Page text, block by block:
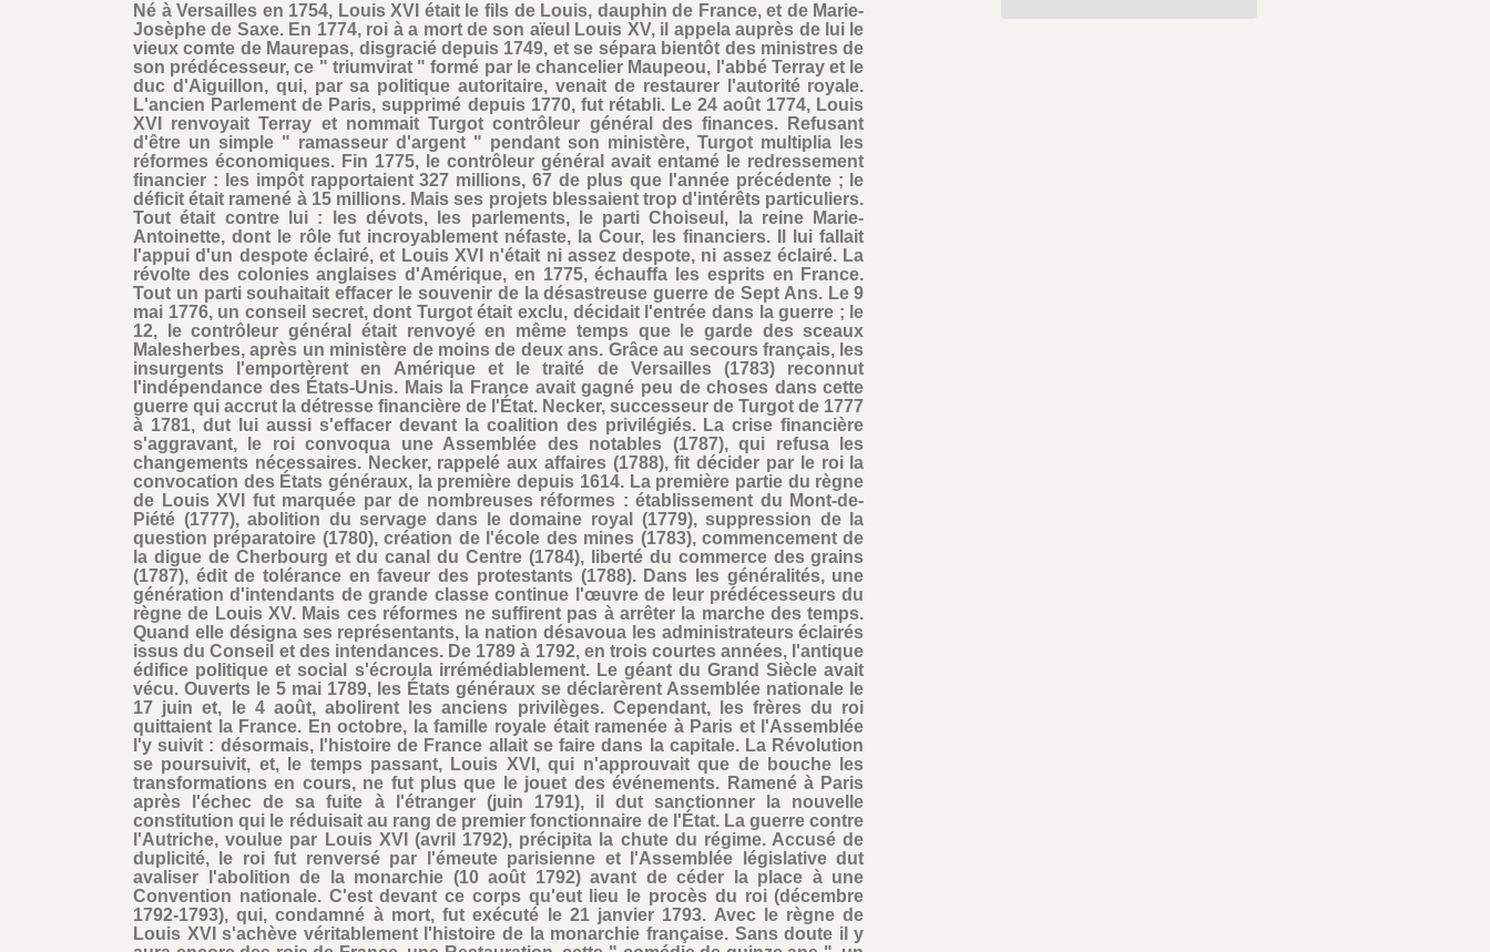
Né à Versailles en 1754, Louis XVI était le fils de Louis, dauphin de France, et de Marie-
Josèphe de Saxe. En 1774, roi à a mort de son aïeul Louis XV, il appela auprès de lui le
vieux comte de Maurepas, disgracié depuis 1749, et se sépara bientôt des ministres de
son prédécesseur, ce " triumvirat " formé par le chancelier Maupeou, l'abbé Terray et le
duc d'Aiguillon, qui, par sa politique autoritaire, venait de restaurer l'autorité royale.
L'ancien Parlement de Paris, supprimé depuis 1770, fut rétabli. Le 24 août 1774, Louis
XVI renvoyait Terray et nommait Turgot contrôleur général des finances. Refusant
d'être un simple " ramasseur d'argent " pendant son ministère, Turgot multiplia les
réformes économiques. Fin 1775, le contrôleur général avait entamé le redressement
financier : les impôt rapportaient 327 millions, 67 de plus que l'année précédente ; le
déficit était ramené à 15 millions. Mais ses projets blessaient trop d'intérêts particuliers.
Tout était contre lui : les dévots, les parlements, le parti Choiseul, la reine Marie-
Antoinette, dont le rôle fut incroyablement néfaste, la Cour, les financiers. Il lui fallait
l'appui d'un despote éclairé, et Louis XVI n'était ni assez despote, ni assez éclairé. La
révolte des colonies anglaises d'Amérique, en 1775, échauffa les esprits en France.
Tout un parti souhaitait effacer le souvenir de la désastreuse guerre de Sept Ans. Le 9
mai 1776, un conseil secret, dont Turgot était exclu, décidait l'entrée dans la guerre ; le
12, le contrôleur général était renvoyé en même temps que le garde des sceaux
Malesherbes, après un ministère de moins de deux ans. Grâce au secours français, les
insurgents l'emportèrent en Amérique et le traité de Versailles (1783) reconnut
l'indépendance des États-Unis. Mais la France avait gagné peu de choses dans cette
guerre qui accrut la détresse financière de l'État. Necker, successeur de Turgot de 1777
à 1781, dut lui aussi s'effacer devant la coalition des privilégiés. La crise financière
s'aggravant, le roi convoqua une Assemblée des notables (1787), qui refusa les
changements nécessaires. Necker, rappelé aux affaires (1788), fit décider par le roi la
convocation des États généraux, la première depuis 1614. La première partie du règne
de Louis XVI fut marquée par de nombreuses réformes : établissement du Mont-de-
Piété (1777), abolition du servage dans le domaine royal (1779), suppression de la
question préparatoire (1780), création de l'école des mines (1783), commencement de
la digue de Cherbourg et du canal du Centre (1784), liberté du commerce des grains
(1787), édit de tolérance en faveur des protestants (1788). Dans les généralités, une
génération d'intendants de grande classe continue l'œuvre de leur prédécesseurs du
règne de Louis XV. Mais ces réformes ne suffirent pas à arrêter la marche des temps.
Quand elle désigna ses représentants, la nation désavoua les administrateurs éclairés
issus du Conseil et des intendances. De 1789 à 1792, en trois courtes années, l'antique
édifice politique et social s'écroula irrémédiablement. Le géant du Grand Siècle avait
vécu. Ouverts le 5 mai 1789, les États généraux se déclarèrent Assemblée nationale le
17 juin et, le 4 août, abolirent les anciens privilèges. Cependant, les frères du roi
quittaient la France. En octobre, la famille royale était ramenée à Paris et l'Assemblée
l'y suivit : désormais, l'histoire de France allait se faire dans la capitale. La Révolution
se poursuivit, et, le temps passant, Louis XVI, qui n'approuvait que de bouche les
transformations en cours, ne fut plus que le jouet des événements. Ramené à Paris
après l'échec de sa fuite à l'étranger (juin 1791), il dut sanctionner la nouvelle
constitution qui le réduisait au rang de premier fonctionnaire de l'État. La guerre contre
l'Autriche, voulue par Louis XVI (avril 1792), précipita la chute du régime. Accusé de
duplicité, le roi fut renversé par l'émeute parisienne et l'Assemblée législative dut
avaliser l'abolition de la monarchie (10 août 1792) avant de céder la place à une
Convention nationale. C'est devant ce corps qu'eut lieu le procès du roi (décembre
1792-1793), qui, condamné à mort, fut exécuté le 21 janvier 1793. Avec le règne de
Louis XVI s'achève véritablement l'histoire de la monarchie française. Sans doute il y